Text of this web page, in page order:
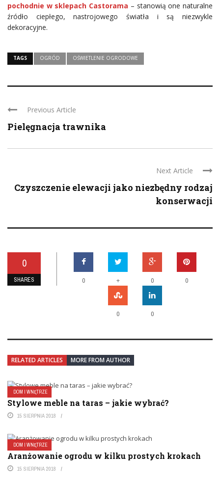
pochodnie w sklepach Castorama – stanowią one naturalne
źródło ciepłego, nastrojowego światła i są niezwykle
dekoracyjne.
TAGS OGRÓD OŚWIETLENIE OGRODOWE
Previous Article
Pielęgnacja trawnika
Next Article
Czyszczenie elewacji jako niezbędny rodzaj
konserwacji
0
SHARES 0 + 0 0
0 0
RELATED ARTICLES MORE FROM AUTHOR
DOM I WNĘTRZE
Stylowe meble na taras – jakie wybrać?
15 SIERPNIA 2018
DOM I WNĘTRZE
Aranżowanie ogrodu w kilku prostych krokach
15 SIERPNIA 2018